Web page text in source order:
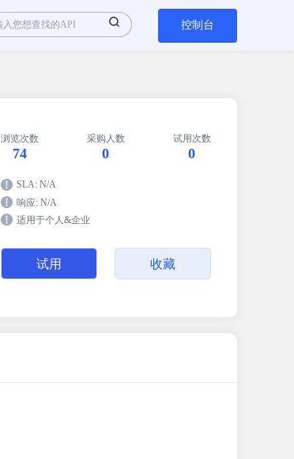
控制台
浏览次数
74
采购人数
0
试用次数
0
SLA: N/A
响应: N/A
适用于个人&企业
试用 收藏